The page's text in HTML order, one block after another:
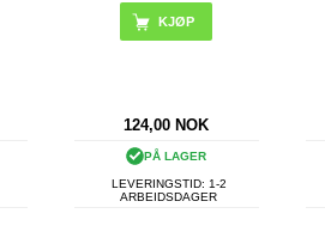
124,00 NOK
PÅ LAGER
LEVERINGSTID: 1-2
ARBEIDSDAGER